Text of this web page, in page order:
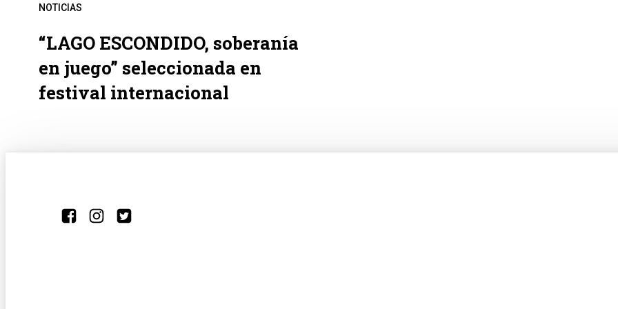
NOTICIAS
“LAGO ESCONDIDO, soberanía
en juego” seleccionada en
festival internacional